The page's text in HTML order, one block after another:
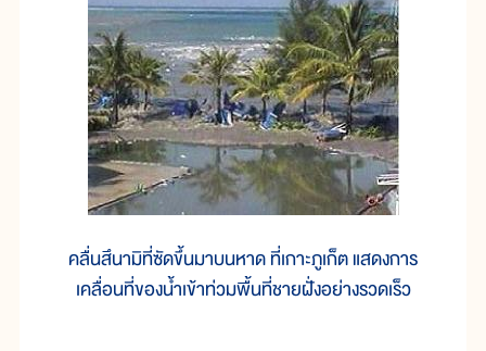
คลื่นสึนามิที่ซัดขึ้นมาบนหาด ที่เกาะภูเก็ต แสดงการ
เคลื่อนที่ของน้ำเข้าท่วมพื้นที่ชายฝั่งอย่างรวดเร็ว